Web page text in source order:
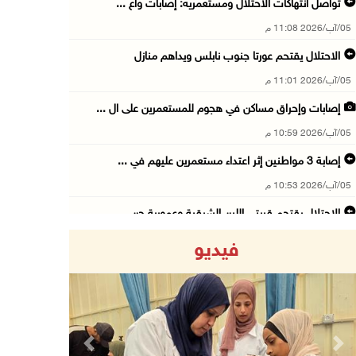
تواصل انتهاكات الاحتلال ومستعمريه: إصابات واع ...
05/آب/2026 11:08 م
الاحتلال يقتحم عورتا جنوب نابلس ويداهم منازل
05/آب/2026 11:01 م
إصابات وإحراق مساكن في هجوم للمستعمرين على ال ...
05/آب/2026 10:59 م
إصابة 3 مواطنين إثر اعتداء مستعمرين عليهم في ...
05/آب/2026 10:53 م
الاحتلال يقتحم قريتي اللبن الشرقية وعمورية جن ...
مستعمرون يقتحمون بيت فجار جنوب بيت لحم
05/آب/2026 10:19 م
فيديو
Previous Next